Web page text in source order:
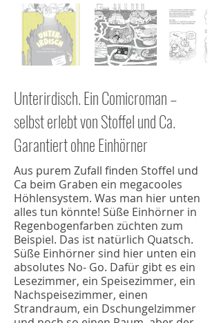
Unterirdisch. Ein Comicroman –
selbst erlebt von Stoffel und Ca.
Garantiert ohne Einhörner
Aus purem Zufall finden Stoffel und
Ca beim Graben ein megacooles
Höhlensystem. Was man hier unten
alles tun könnte! Süße Einhörner in
Regenbogenfarben züchten zum
Beispiel. Das ist natürlich Quatsch.
Süße Einhörner sind hier unten ein
absolutes No- Go​. Dafür gibt es ein
Lesezimmer, ein Speisezimmer, ein
Nachspeisezimmer, einen
Strandraum, ein Dschungelzimmer